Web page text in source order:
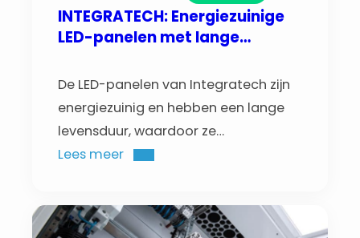
INTEGRATECH: Energiezuinige
LED-panelen met lange
De LED-panelen van Integratech zijn
energiezuinig en hebben een lange
levensduur, waardoor ze
kostenbesparend zijn.
Lees meer